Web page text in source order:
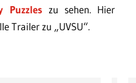
Puzzles zu sehen. Hier
Trailer zu „UVSU“.